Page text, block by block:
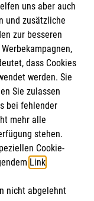
|Datenschutz
uns aber auch
und zusätzliche
zur besseren
dass Cookies
werden. Sie
Sie zulassen
bei fehlender
mehr alle
stehen.
Cookie-
Link.
nicht abgelehnt